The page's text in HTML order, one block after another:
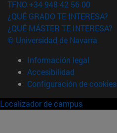
TFNO +34 948 42 56 00
¿QUÉ GRADO TE INTERESA?
¿QUÉ MÁSTER TE INTERESA?
© Universidad de Navarra
Información legal
Accesibilidad
Configuración de cookies
Localizador de campus